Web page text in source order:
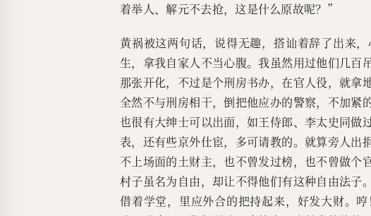
着举人、解元不去抢，这是什么原故呢？”
黄祸被这两句话，说得无趣，搭讪着辞了出来
生，拿我自家人不当心腹。我虽然用过他们几
那张开化，不过是个刑房书办，在官人役，就拿
全然不与刑房相干，倒把他应办的警察，不加
也很有大绅士可以出面，如王侍郎、李太史同做
表，还有些京外仕宦，多可请教的。就算旁人
不上场面的土财主，也不曾发过榜，也不曾做个
村子虽名为自由，却让不得他们有这种自由法子
借着学堂，里应外合的把持起来，好发大财。